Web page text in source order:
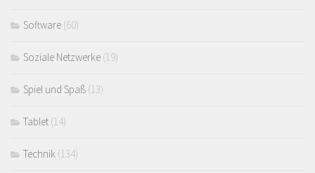
Software (60)
Soziale Netzwerke (19)
Spiel und Spaß (13)
Tablet (14)
Technik (134)